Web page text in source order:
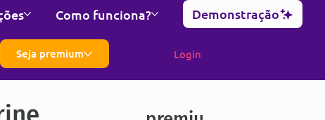
Como funciona? Demonstração
Seja premium Login